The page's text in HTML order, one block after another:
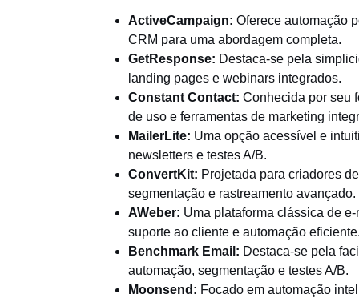
ActiveCampaign: Oferece automação
CRM para uma abordagem completa.
GetResponse: Destaca-se pela
landing pages e webinars integrados.
Constant Contact: Conhecida por seu
de uso e ferramentas de marketing
MailerLite: Uma opção acessível e
newsletters e testes A/B.
ConvertKit: Projetada para criadores
segmentação e rastreamento avançado.
AWeber: Uma plataforma clássica de
suporte ao cliente e automação
Benchmark Email: Destaca-se pela
automação, segmentação e testes A/B.
Moonsend: Focado em automação